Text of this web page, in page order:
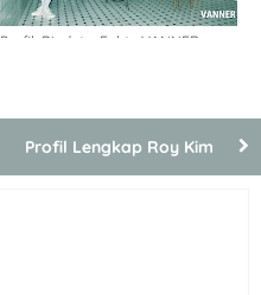
Profil, Biodata, Fakta VANNER
Profil Lengkap Roy Kim